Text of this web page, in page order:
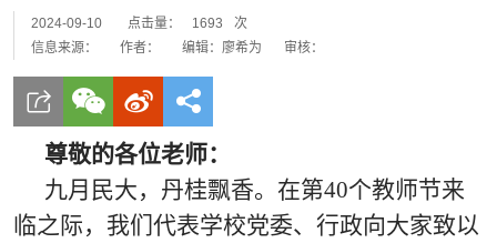
2024-09-10 点击量： 1693
次
信息来源：
作者： 编辑：廖希为 审核：
尊敬的各位老师：
九月民大，丹桂飘香。在第40个教师节来
临之际，我们代表学校党委、行政向大家致以